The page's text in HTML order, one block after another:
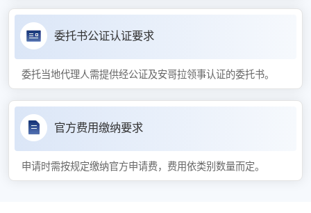
委托书公证认证要求
委托当地代理人需提供经公证及安哥拉领事认证的委托书。
官方费用缴纳要求
申请时需按规定缴纳官方申请费，费用依类别数量而定。